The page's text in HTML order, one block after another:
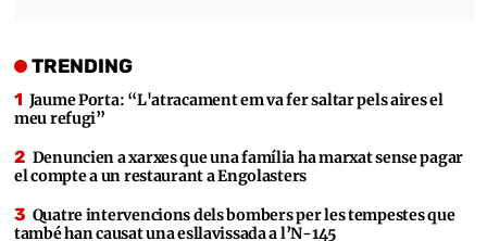
TRENDING
Jaume Porta: “L'atracament em va fer saltar pels aires el
meu refugi”
Denuncien a xarxes que una família ha marxat sense pagar
el compte a un restaurant a Engolasters
Quatre intervencions dels bombers per les tempestes que
també han causat una esllavissada a l’N-145